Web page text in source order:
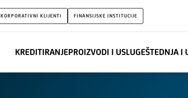
KORPORATIVNI KLIJENTI FINANSIJSKE INSTITUCIJE
KREDITIRANJEPROIZVODI I USLUGEŠTEDNJA I